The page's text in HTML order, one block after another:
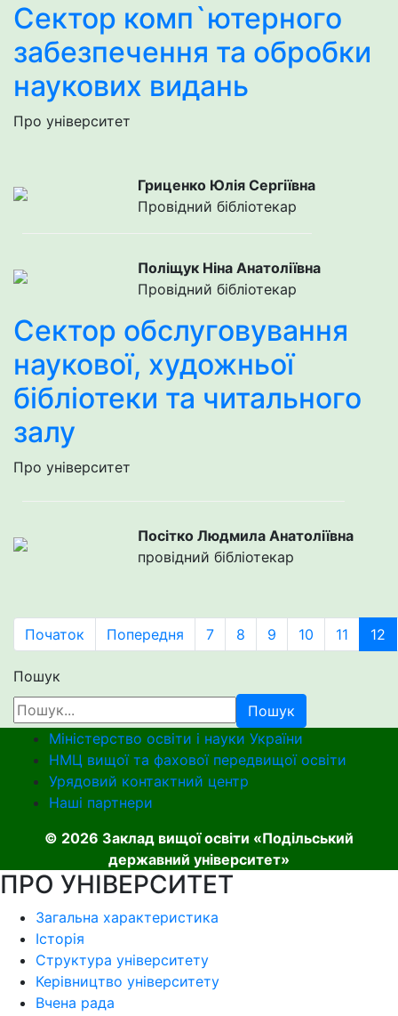
Сектор комп`ютерного
забезпечення та обробки
наукових видань
Про університет
Гриценко Юлія Сергіївна
Провідний бібліотекар
Поліщук Ніна Анатоліївна
Провідний бібліотекар
Cектор обслуговування
наукової, художньої
бібліотеки та читального
залу
Про університет
Посітко Людмила Анатоліївна
провідний бібліотекар
Початок Попередня 7 8 9 10 11 12
Пошук
Пошук
Міністерство освіти і науки України
НМЦ вищої та фахової передвищої освіти
Урядовий контактний центр
Наші партнери
© 2026 Заклад вищої освіти «Подільський
державний університет»
ПРО УНІВЕРСИТЕТ
Загальна характеристика
Історія
Структура університету
Керівництво університету
Вчена рада